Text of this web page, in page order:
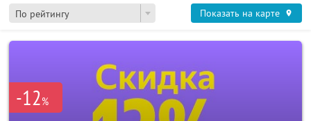
По рейтингу Показать на карте
-12%